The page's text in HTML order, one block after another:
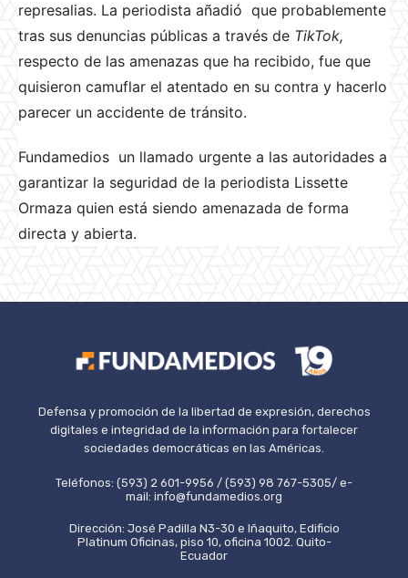
represalias. La periodista añadió que probablemente
tras sus denuncias públicas a través de TikTok,
respecto de las amenazas que ha recibido, fue que
quisieron camuflar el atentado en su contra y hacerlo
parecer un accidente de tránsito.
Fundamedios un llamado urgente a las autoridades a
garantizar la seguridad de la periodista Lissette
Ormaza quien está siendo amenazada de forma
directa y abierta.
Defensa y promoción de la libertad de expresión, derechos
digitales e integridad de la información para fortalecer
sociedades democráticas en las Américas.
Teléfonos: (593) 2 601-9956 / (593) 98 767-5305/ e-
mail: info@fundamedios.org
Dirección: José Padilla N3-30 e Iñaquito, Edificio
Platinum Oficinas, piso 10, oficina 1002. Quito-
Ecuador